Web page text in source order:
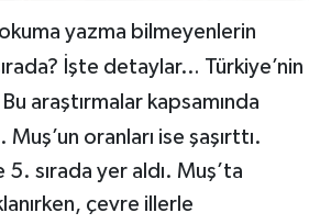
yazma bilmeyenlerin
İşte detaylar… Türkiye’nin
araştırmalar kapsamında
oranları ise şaşırttı.
sırada yer aldı. Muş’ta
çevre illerle